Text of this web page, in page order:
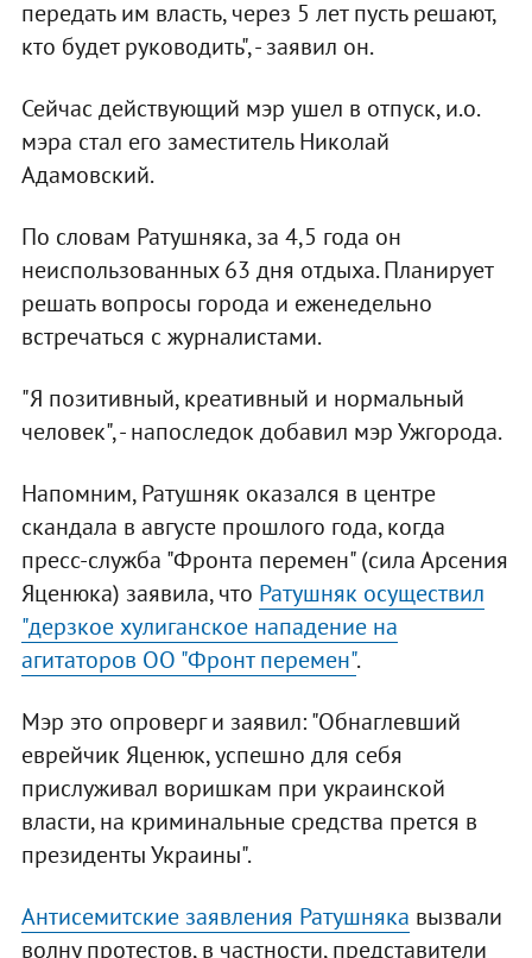
передать им власть, через 5 лет пусть решают,
кто будет руководить", - заявил он.
Сейчас действующий мэр ушел в отпуск, и.о.
мэра стал его заместитель Николай
Адамовский.
По словам Ратушняка, за 4,5 года он
неиспользованных 63 дня отдыха. Планирует
решать вопросы города и еженедельно
встречаться с журналистами.
"Я позитивный, креативный и нормальный
человек", - напоследок добавил мэр Ужгорода.
Напомним, Ратушняк оказался в центре
скандала в августе прошлого года, когда
пресс-служба "Фронта перемен" (сила Арсения
Яценюка) заявила, что Ратушняк осуществил
"дерзкое хулиганское нападение на
агитаторов ОО "Фронт перемен".
Мэр это опроверг и заявил: "Обнаглевший
еврейчик Яценюк, успешно для себя
прислуживал воришкам при украинской
власти, на криминальные средства прется в
президенты Украины".
Антисемитские заявления Ратушняка вызвали
волну протестов, в частности, представители